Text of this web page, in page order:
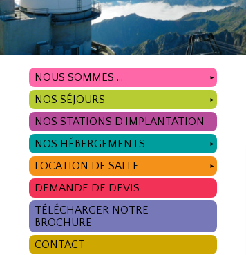
NOUS SOMMES ... ►
NOS SÉJOURS ►
NOS STATIONS D'IMPLANTATION
NOS HÉBERGEMENTS
►
LOCATION DE SALLE ►
DEMANDE DE DEVIS
TÉLÉCHARGER NOTRE
BROCHURE
CONTACT